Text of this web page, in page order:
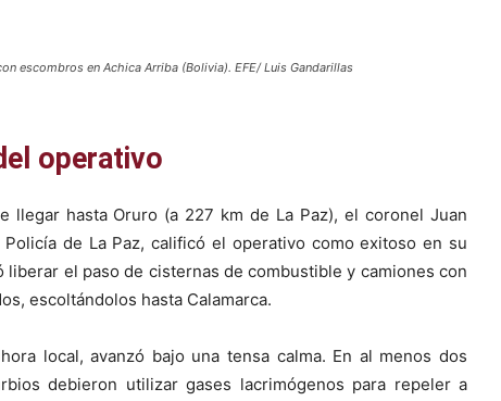
escombros en Achica Arriba (Bolivia). EFE/ Luis Gandarillas
operativo
llegar hasta Oruro (a 227 km de La Paz), el coronel Juan
de La Paz, calificó el operativo como exitoso en su
el paso de cisternas de combustible y camiones con
escoltándolos hasta Calamarca.
local, avanzó bajo una tensa calma. En al menos dos
debieron utilizar gases lacrimógenos para repeler a